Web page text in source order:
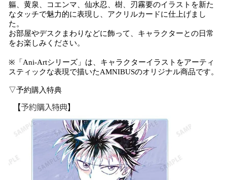
軀、黄泉、コエンマ、仙水忍、樹、刃霧要のイラストを新た
なタッチで魅力的に表現し、アクリルカードに仕上げまし
た。
お部屋やデスクまわりなどに飾って、キャラクターとの日常
をお楽しみください。
※「Ani-Artシリーズ」は、キャラクターイラストをアーティ
スティックな表現で描いたAMNIBUSのオリジナル商品です。
▽予約購入特典